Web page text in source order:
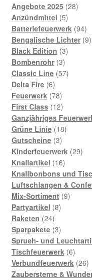
Angebote 2025 2828
Anzündmittel 55
Produkte
Batteriefeuerwerk 9494
Bengalische Lichter 99
Black Edition 33
Bombenrohr 33
Produkte
Classic Line 5757
Delta Fire 66
Produkte
Feuerwerk 7878
Produkte
First Class 1212
Produkte
Ganzjähriges
Grüne Linie 1818
Gutscheine 33
Produkte
Kinderfeuerwerk 2929
Knallartikel 1616
Produkte
Knallbonbons und
Luftschlangen &
Mix-Sortiment 99
Partyartikel 88
Raketen 2424
Produkte
Sparpakete 33
Produkte
Sprueh- und
Tischfeuerwerk 66
Verbundfeuerwerk 2626
Zaubersterne &